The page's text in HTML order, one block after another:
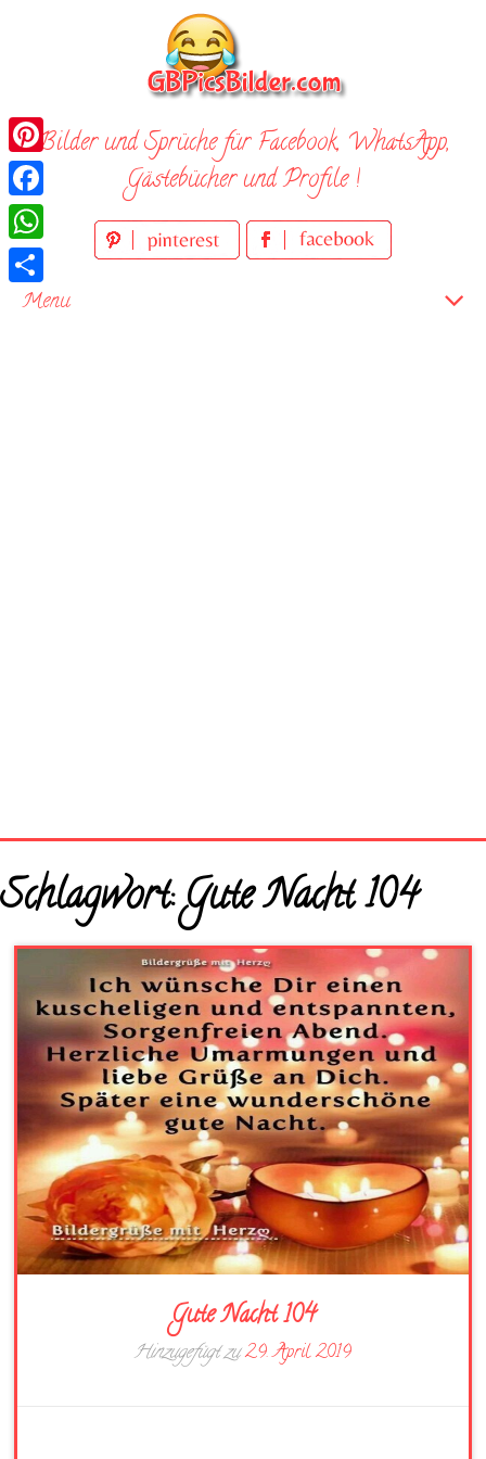
Bilder und Sprüche für Facebook, WhatsApp,
Gästebücher und Profile !
Menu
Startseite
Neue Bilder
Schlagwort:Gute Nacht 104
Gute Nacht 104
Hinzugefügt zu29. April 2019
Pinterest
Facebook
WhatsApp
Teilen